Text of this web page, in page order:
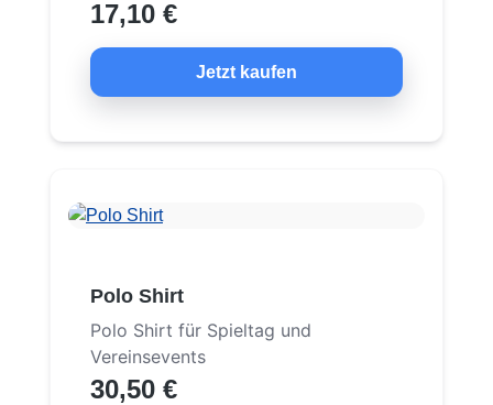
17,10 €
Jetzt kaufen
Polo Shirt
Polo Shirt für Spieltag und
Vereinsevents
30,50 €